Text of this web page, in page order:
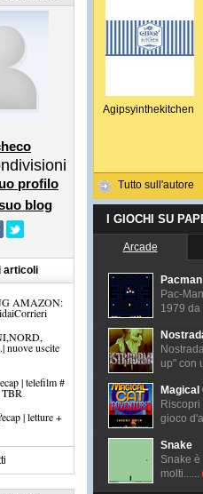
profilo
blog
articoli
AMAZON:
nuove uscite
| telefilm #
| letture +
Agipsyinthekitchen
Tutto sull'autore
I GIOCHI SU
Arcade
Pacman
Pac-
1979 da
up" con
gioco
Snake
Snake
molti......